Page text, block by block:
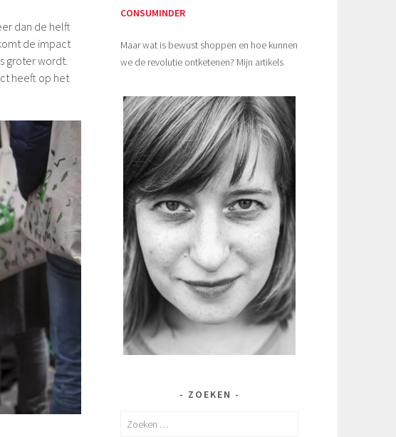
dan de helft
de impact
groter wordt.
heeft op het
CONSUMINDER
Maar wat is bewust shoppen en hoe kunnen
we de revolutie ontketenen? Mijn artikels
ZOEKEN
Zoeken